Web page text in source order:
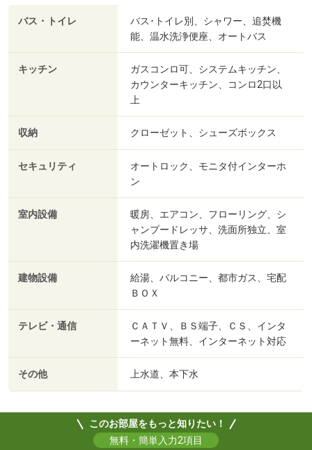
バス・トイレ
バス･トイレ別、シャワー、追焚機
能、温水洗浄便座、オートバス
キッチン
ガスコンロ可、システムキッチン、
カウンターキッチン、コンロ2口以
上
収納 クローゼット、シューズボックス
セキュリティ
オートロック、モニタ付インターホ
ン
室内設備
暖房、エアコン、フローリング、シ
ャンプードレッサ、洗面所独立、室
内洗濯機置き場
建物設備
給湯、バルコニー、都市ガス、宅配
ＢＯＸ
テレビ・通信
ＣＡＴＶ、ＢＳ端子、ＣＳ、インタ
ーネット無料、インターネット対応
その他 上水道、本下水
このお部屋をもっと知りたい！
無料・簡単入力2項目